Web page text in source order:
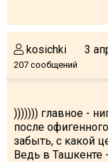
kosichki
207 сообщений
3
))))))) главное -
после
забыть, с какой
Ведь в Ташкенте